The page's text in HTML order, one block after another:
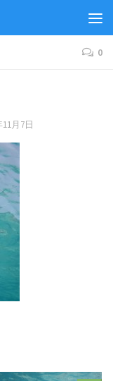
0
11月7日